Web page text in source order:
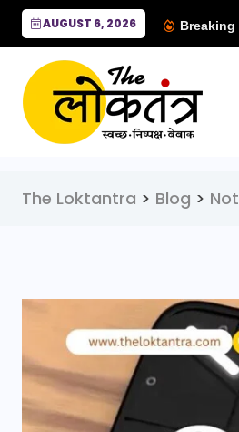
AUGUST 6, 2026 Breaking
The Loktantra > Blog >